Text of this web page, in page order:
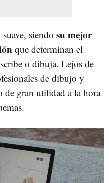
siendo su mejor
que determinan el
o dibuja. Lejos de
de dibujo y
de gran utilidad a la hora